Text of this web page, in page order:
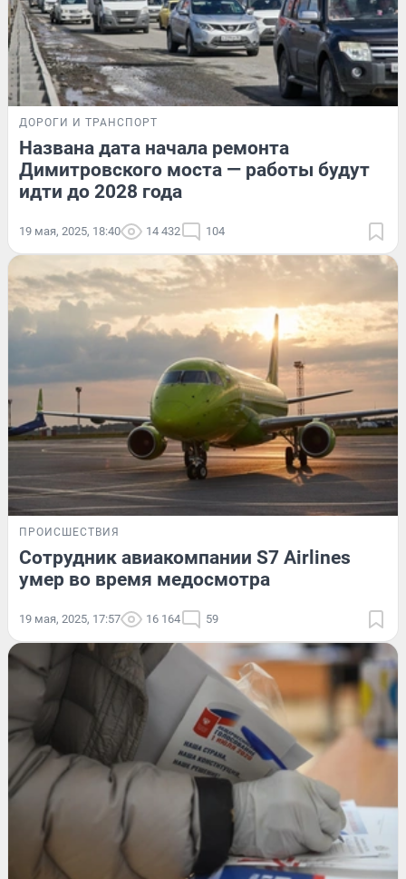
ДОРОГИ И ТРАНСПОРТ
Названа дата начала ремонта
Димитровского моста — работы будут
идти до 2028 года
19 мая, 2025, 18:40 14 432 104
ПРОИСШЕСТВИЯ
Сотрудник авиакомпании S7 Airlines
умер во время медосмотра
19 мая, 2025, 17:57 16 164 59